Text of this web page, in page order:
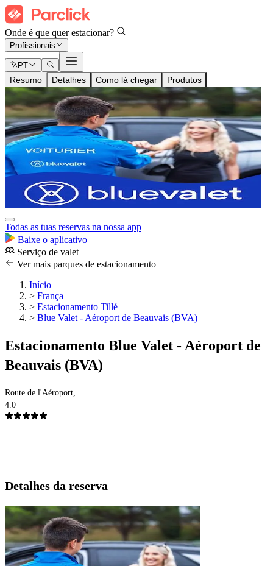
Onde é que quer estacionar?
Profissionais
PT
Resumo Detalhes Como lá chegar Produtos
Todas as tuas reservas na nossa app
Baixe o aplicativo
Serviço de valet
Ver mais parques de estacionamento
Início
> França
> Estacionamento Tillé
> Blue Valet - Aéroport de Beauvais (BVA)
Estacionamento Blue Valet - Aéroport de
Beauvais (BVA)
Route de l'Aéroport,
4.0
Detalhes da reserva